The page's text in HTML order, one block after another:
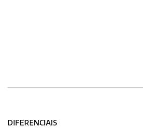
DIFERENCIAIS